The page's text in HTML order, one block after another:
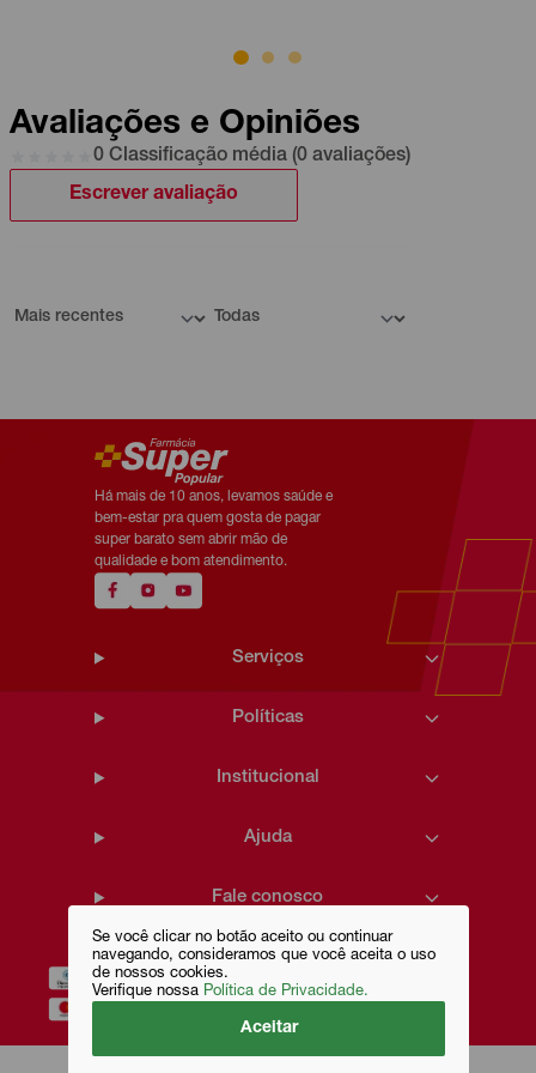
Se você clicar no botão aceito ou continuar
navegando, consideramos que você aceita o uso
de nossos cookies.
Verifique nossa Política de Privacidade.
Aceitar
Avaliações e Opiniões
0 Classificação média (0 avaliações)
Escrever avaliação
Há mais de 10 anos, levamos saúde e
bem-estar pra quem gosta de pagar
super barato sem abrir mão de
qualidade e bom atendimento.
Serviços
Políticas
Institucional
Ajuda
Fale conosco